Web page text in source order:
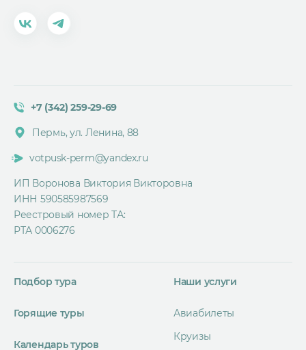
+7 (342) 259-29-69
Пермь, ул. Ленина, 88
votpusk-perm@yandex.ru
ИП Воронова Виктория Викторовна
ИНН 590585987569
Реестровый номер ТА:
РТА 0006276
Подбор тура
Горящие туры
Календарь туров
Наши услуги
Авиабилеты
Круизы